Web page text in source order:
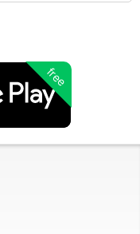
free